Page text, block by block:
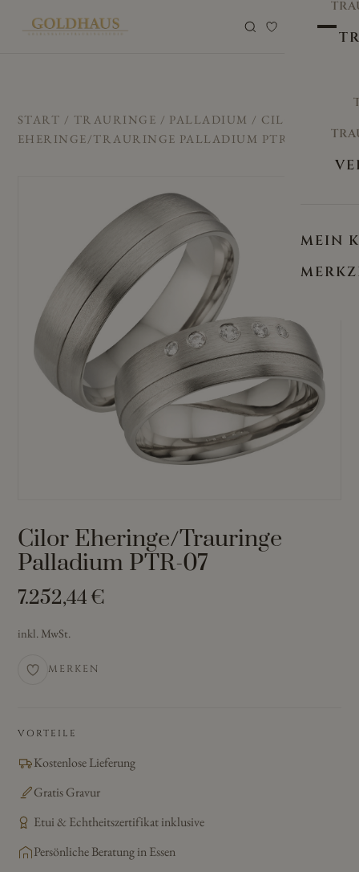
MEIN
START / TRAURINGE / PALLADIUM / CILOR
EHERINGE/TRAURINGE PALLADIUM PTR-07
Cilor Eheringe/Trauringe
Palladium PTR-07
7.252,44 €
inkl. MwSt.
MERKEN
VORTEILE
Kostenlose Lieferung
Gratis Gravur
Etui & Echtheitszertifikat inklusive
Persönliche Beratung in Essen